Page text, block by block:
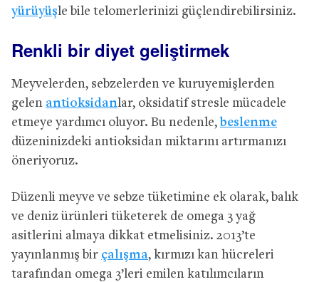
yürüyüşle bile telomerlerinizi güçlendirebilirsiniz.
Renkli bir diyet geliştirmek
Meyvelerden, sebzelerden ve kuruyemişlerden
gelen antioksidanlar, oksidatif stresle mücadele
etmeye yardımcı oluyor. Bu nedenle, beslenme
düzeninizdeki antioksidan miktarını artırmanızı
öneriyoruz.
Düzenli meyve ve sebze tüketimine ek olarak, balık
ve deniz ürünleri tüketerek de omega 3 yağ
asitlerini almaya dikkat etmelisiniz. 2013’te
yayınlanmış bir çalışma, kırmızı kan hücreleri
tarafından omega 3’leri emilen katılımcıların